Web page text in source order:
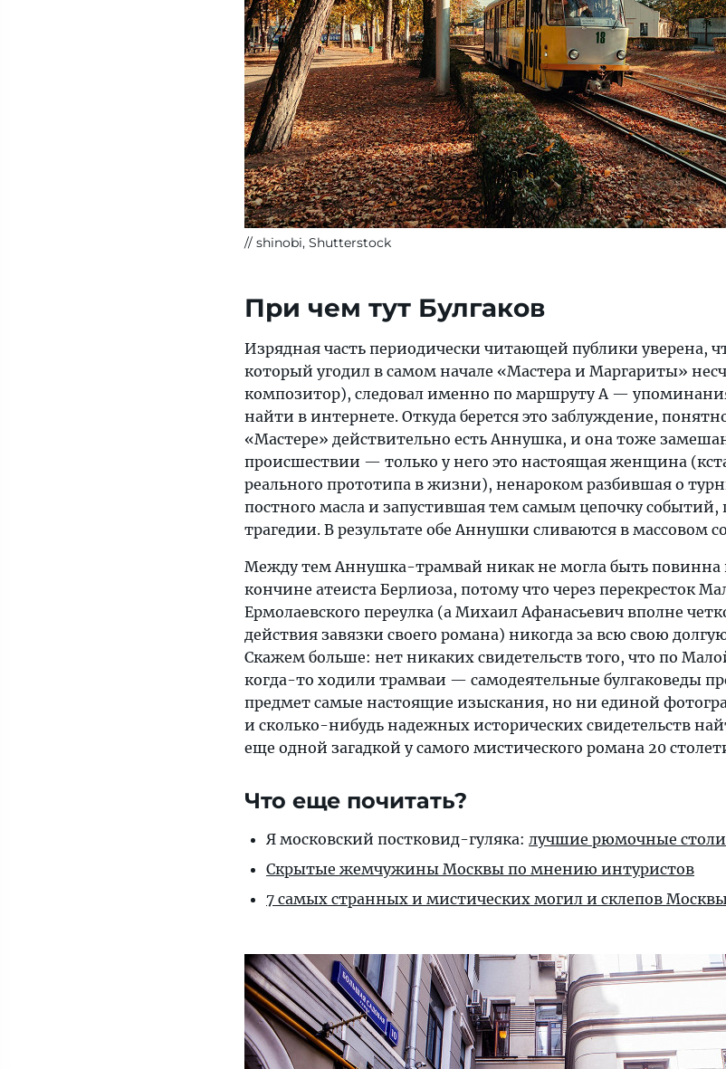
shinobi, Shutterstock
При чем тут Булгаков
Изрядная часть периодически читающей публики уверена,
который угодил в самом начале «Мастера и Маргариты»
композитор), следовал именно по маршруту А —
найти в интернете. Откуда берется это заблуждение,
«Мастере» действительно есть Аннушка, и она тоже
происшествии — только у него это настоящая женщина
реального прототипа в жизни), ненароком разбившая о
постного масла и запустившая тем самым цепочку
трагедии. В результате обе Аннушки сливаются в массовом
Между тем Аннушка-трамвай никак не могла быть повинна
кончине атеиста Берлиоза, потому что через перекресток
Ермолаевского переулка (а Михаил Афанасьевич вполне
действия завязки своего романа) никогда за всю свою
Скажем больше: нет никаких свидетельств того, что по
когда-то ходили трамваи — самодеятельные булгаковеды
предмет самые настоящие изыскания, но ни единой
и сколько-нибудь надежных исторических свидетельств
еще одной загадкой у самого мистического романа 20
Что еще почитать?
Я московский постковид-гуляка: лучшие рюмочные
Скрытые жемчужины Москвы по мнению интуристов
7 самых странных и мистических могил и склепов